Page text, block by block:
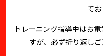
てお
トレーニング指導中はお
すが、必ず折り返し